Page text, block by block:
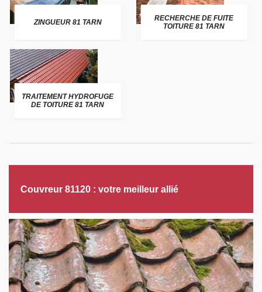
ZINGUEUR 81 TARN
RECHERCHE DE FUITE
TOITURE 81 TARN
TRAITEMENT HYDROFUGE
DE TOITURE 81 TARN
Couvreur 81120 : votre meilleur allié